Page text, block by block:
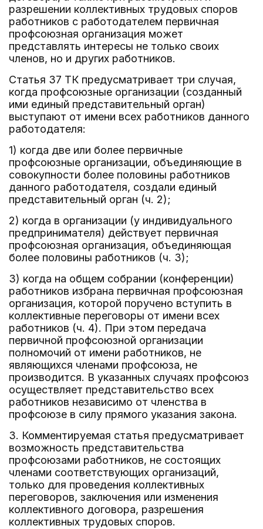
разрешении коллективных трудовых споров
работников с работодателем первичная
профсоюзная организация может
представлять интересы не только своих
членов, но и других работников.
Статья 37 ТК предусматривает три случая,
когда профсоюзные организации (созданный
ими единый представительный орган)
выступают от имени всех работников данного
работодателя:
1) когда две или более первичные
профсоюзные организации, объединяющие в
совокупности более половины работников
данного работодателя, создали единый
представительный орган (ч. 2);
2) когда в организации (у индивидуального
предпринимателя) действует первичная
профсоюзная организация, объединяющая
более половины работников (ч. 3);
3) когда на общем собрании (конференции)
работников избрана первичная профсоюзная
организация, которой поручено вступить в
коллективные переговоры от имени всех
работников (ч. 4). При этом передача
первичной профсоюзной организации
полномочий от имени работников, не
являющихся членами профсоюза, не
производится. В указанных случаях профсоюз
осуществляет представительство всех
работников независимо от членства в
профсоюзе в силу прямого указания закона.
3. Комментируемая статья предусматривает
возможность представительства
профсоюзами работников, не состоящих
членами соответствующих организаций,
только для проведения коллективных
переговоров, заключения или изменения
коллективного договора, разрешения
коллективных трудовых споров.